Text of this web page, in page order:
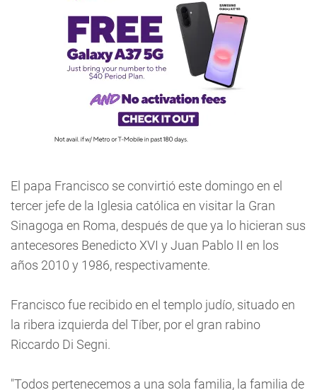
El papa Francisco se convirtió este domingo en el
tercer jefe de la Iglesia católica en visitar la Gran
Sinagoga en Roma, después de que ya lo hicieran sus
antecesores Benedicto XVI y Juan Pablo II en los
años 2010 y 1986, respectivamente.
Francisco fue recibido en el templo judío, situado en
la ribera izquierda del Tíber, por el gran rabino
Riccardo Di Segni.
"Todos pertenecemos a una sola familia, la familia de